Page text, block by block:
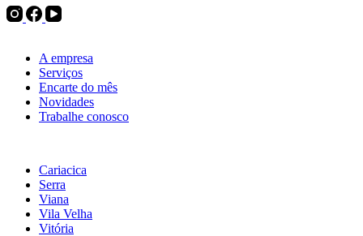
A empresa
Serviços
Encarte do mês
Novidades
Trabalhe conosco
Cariacica
Serra
Viana
Vila Velha
Vitória